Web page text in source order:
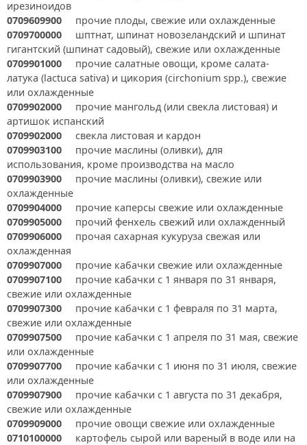
ирезиноидов
0709609900 прочие плоды, свежие или охлажденные
0709700000 шптнат, шпинат новозеландский и шпинат
гигантский (шпинат садовый), свежие или охлажденные
0709901000 прочие салатные овощи, кроме салата-
латука (lactuca sativa) и цикория (circhonium spp.), свежие
или охлажденные
0709902000 прочие мангольд (или свекла листовая) и
артишок испанский
0709902000 свекла листовая и кардон
0709903100 прочие маслины (оливки), для
использования, кроме производства на масло
0709903900 прочие маслины (оливки), свежие или
охлажденные
0709904000 прочие каперсы свежие или охлажденные
0709905000 прочий фенхель свежий или охлажденный
0709906000 прочая сахарная кукуруза свежая или
охлажденная
0709907000 прочие кабачки свежие или охлажденные
0709907100 прочие кабачки с 1 января по 31 января,
свежие или охлажденные
0709907300 прочие кабачки с 1 февраля по 31 марта,
свежие или охлажденные
0709907500 прочие кабачки с 1 апреля по 31 мая, свежие
или охлажденные
0709907700 прочие кабачки с 1 июня по 31 июля, свежие
или охлажденные
0709907900 прочие кабачки с 1 августа по 31 декабря,
свежие или охлажденные
0709909000 прочие овощи свежие или охлажденные
0710100000 картофель сырой или вареный в воде или на